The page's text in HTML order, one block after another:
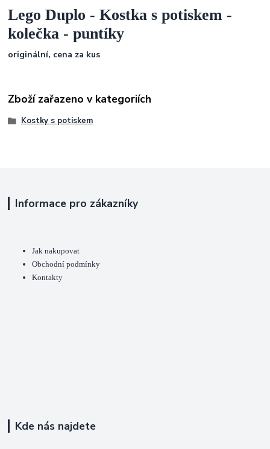
Lego Duplo - Kostka s potiskem -
kolečka - puntíky
originální, cena za kus
Zboží zařazeno v kategoriích
Kostky s potiskem
Informace pro zákazníky
Jak nakupovat
Obchodní podmínky
Kontakty
Kde nás najdete